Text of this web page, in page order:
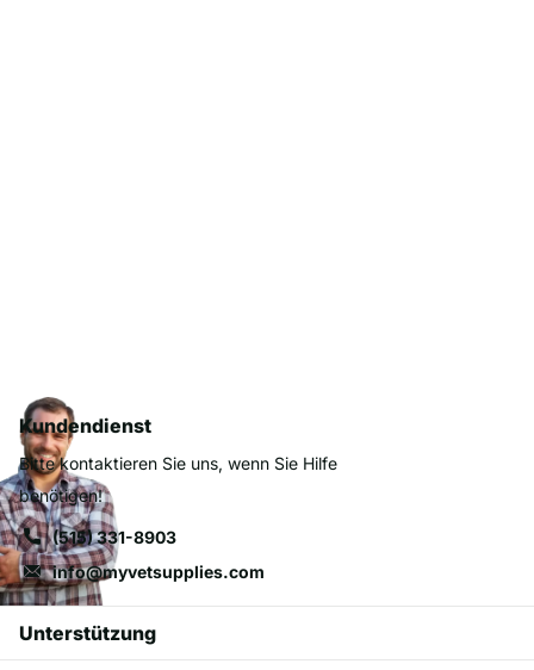
Kundendienst
Bitte kontaktieren Sie uns, wenn Sie Hilfe
benötigen!
(515) 331-8903
info@myvetsupplies.com
Unterstützung